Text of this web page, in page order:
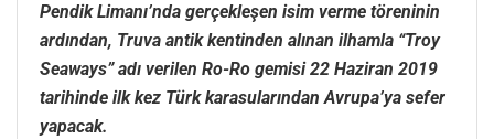
Pendik Limanı’nda gerçekleşen isim verme töreninin
ardından, Truva antik kentinden alınan ilhamla “Troy
Seaways” adı verilen Ro-Ro gemisi 22 Haziran 2019
tarihinde ilk kez Türk karasularından Avrupa’ya sefer
yapacak.